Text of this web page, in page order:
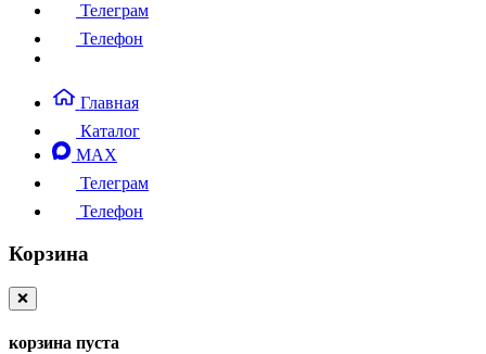
Телеграм
Телефон
Главная
Каталог
MAX
Телеграм
Телефон
Корзина
❌
корзина пуста